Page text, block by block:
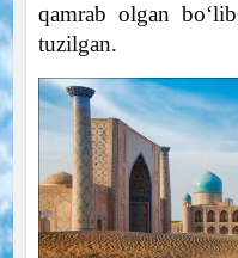
qamrab olgan
tuzilgan.